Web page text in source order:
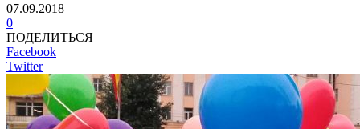
07.09.2018
0
ПОДЕЛИТЬСЯ
Facebook
Twitter